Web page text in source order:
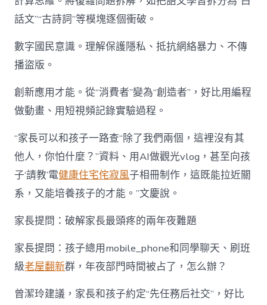
話文”“古詩詞”等模塊逐個衝破。
數字國民意識。理解保護隱私、抵抗網絡暴力、不傳
播盜版。
創新應用才能。從“消費者”變為“創造者”，好比用編程
做動畫、用短視頻記錄實驗過程。
“家長可以和孩子一路查“除了我們兩個，這裡沒有其
他人，你怕什麼？”資料、用AI做觀光vlog，甚至向孩
子‘請教’電健康住宅侘寂風子相冊制作，這既能拉近關
系，又能培養孩子的才能。”文慶說。
家長提問：破解家長最頭疼的兩年夜難題
家長提問：孩子總用mobile_phone和同學聊天、刷班
級老屋翻新群，年夜部門時間被占了，怎么辦？
曾潔玲建議，家長和孩子約定“先任務后社交”，好比